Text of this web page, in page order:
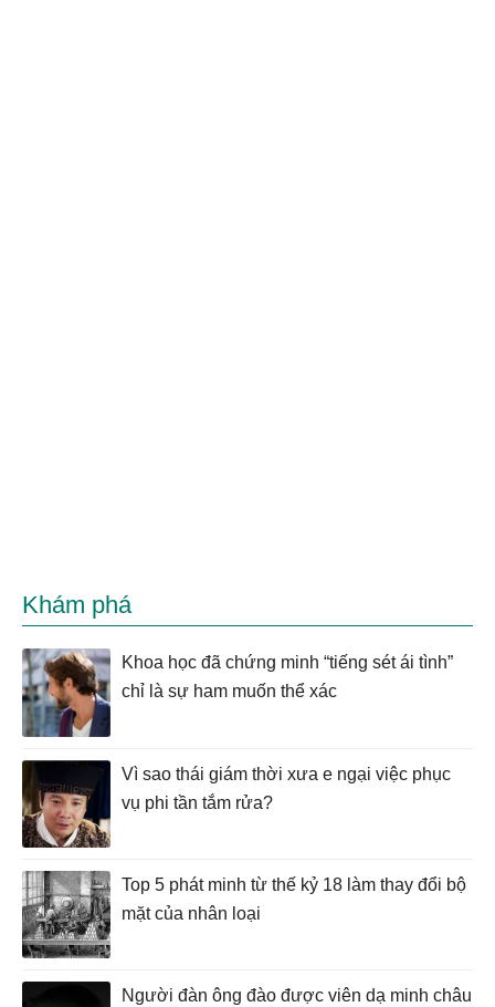
Khám phá
Khoa học đã chứng minh “tiếng sét ái tình”
chỉ là sự ham muốn thể xác
Vì sao thái giám thời xưa e ngại việc phục
vụ phi tần tắm rửa?
Top 5 phát minh từ thế kỷ 18 làm thay đổi bộ
mặt của nhân loại
Người đàn ông đào được viên dạ minh châu